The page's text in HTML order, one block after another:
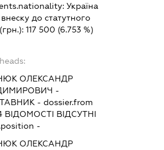
Україна
до статутного
117 500 (6.753 %)
ОЛЕКСАНДР
-
- dossier.from
ВІДОМОСТІ ВІДСУТНІ
-
ОЛЕКСАНДР